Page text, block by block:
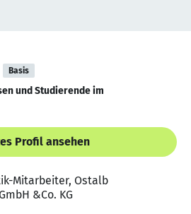
Basis
und Studierende im
Profil ansehen
Mitarbeiter, Ostalb
&Co. KG